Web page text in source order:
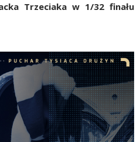
Trzeciaka w 1/32 finału